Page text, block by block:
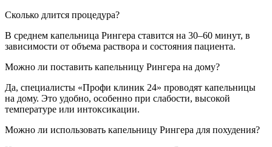
Сколько длится процедура?
В среднем капельница Рингера ставится на 30–60 минут, в
зависимости от объема раствора и состояния пациента.
Можно ли поставить капельницу Рингера на дому?
Да, специалисты «Профи клиник 24» проводят капельницы
на дому. Это удобно, особенно при слабости, высокой
температуре или интоксикации.
Можно ли использовать капельницу Рингера для похудения?